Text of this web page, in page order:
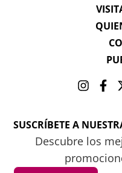
SUSCRÍBETE A
Descubre los